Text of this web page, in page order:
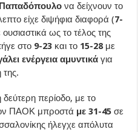
Παπαδόπουλο να δείχνουν το
είχε διψήφια διαφορά (7-
ως το τέλος της
στο 9-23 και το 15-28με
ενέργεια αμυντικά για
της.
δεύτερη περίοδο, με το
ΠΑΟΚ μπροστά με 31-45 σε
ήλεγχε απόλυτα